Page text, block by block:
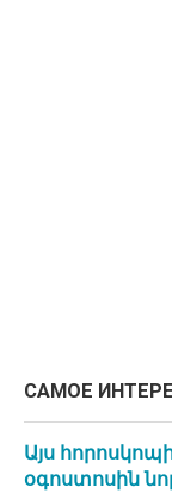
САМОЕ
Այս
օգոստոսին